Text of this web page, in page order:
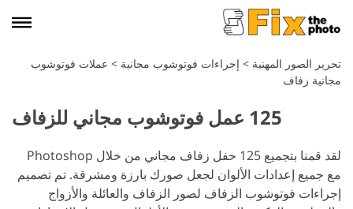
تحرير الصور المهنية > إجراءات فوتوشوب مجانية > عملات فوتوشوب
مجانية زفاف
125 عمل فوتوشوب مجاني للزفاف
لقد قمنا بتجميع 125 حفل زفاف مجاني من خلال Photoshop
مع جميع إعدادات الألوان لجعل صورك بارزة ومشرقة. تم تصميم
إجراءات فوتوشوب الزفاف لصور الزفاف والعائلة والأزواج